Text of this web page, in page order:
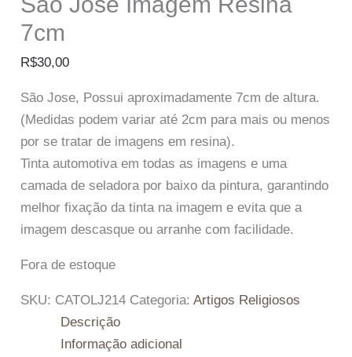
7cm
R$30,00
São Jose, Possui aproximadamente 7cm de altura.
(Medidas podem variar até 2cm para mais ou menos
por se tratar de imagens em resina).
Tinta automotiva em todas as imagens e uma
camada de seladora por baixo da pintura, garantindo
melhor fixação da tinta na imagem e evita que a
imagem descasque ou arranhe com facilidade.
Fora de estoque
SKU: CATOLJ214 Categoria:Artigos Religiosos
Descrição
Informação adicional